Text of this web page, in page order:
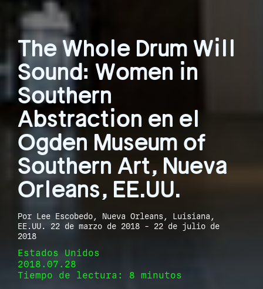
The Whole Drum Will
Sound: Women in
Southern
Abstraction en el
Ogden Museum of
Southern Art, Nueva
Orleans, EE.UU.
Por Lee Escobedo, Nueva Orleans, Luisiana,
EE.UU. 22 de marzo de 2018 - 22 de julio de
2018
Estados Unidos
2018.07.28
Tiempo de lectura: 8 minutos